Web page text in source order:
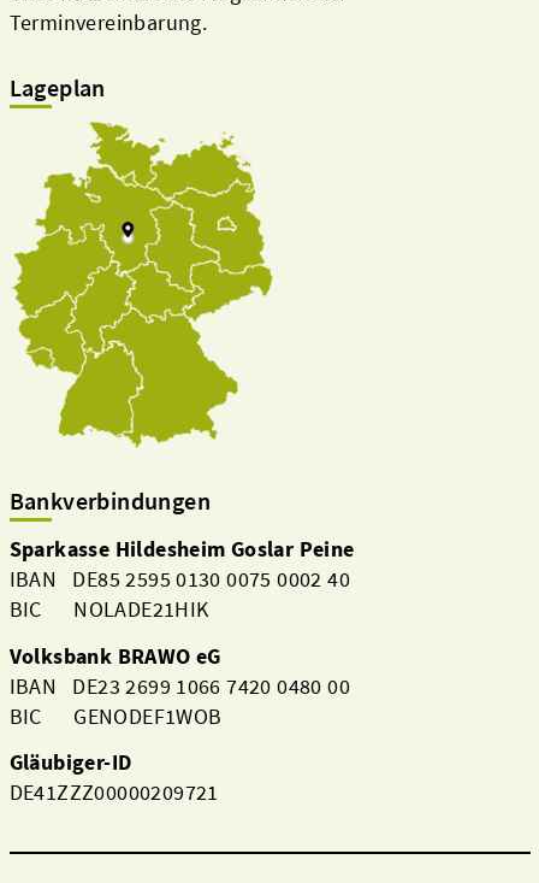
Terminvereinbarung.
Lageplan
Bankverbindungen
Sparkasse Hildesheim Goslar Peine
IBAN DE85 2595 0130 0075 0002 40
BIC NOLADE21HIK
Volksbank BRAWO eG
IBAN DE23 2699 1066 7420 0480 00
BIC GENODEF1WOB
Gläubiger-ID
DE41ZZZ00000209721